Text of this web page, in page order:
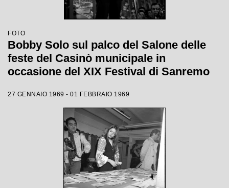
FOTO
Bobby Solo sul palco del Salone delle
feste del Casinò municipale in
occasione del XIX Festival di Sanremo
27 GENNAIO 1969 - 01 FEBBRAIO 1969